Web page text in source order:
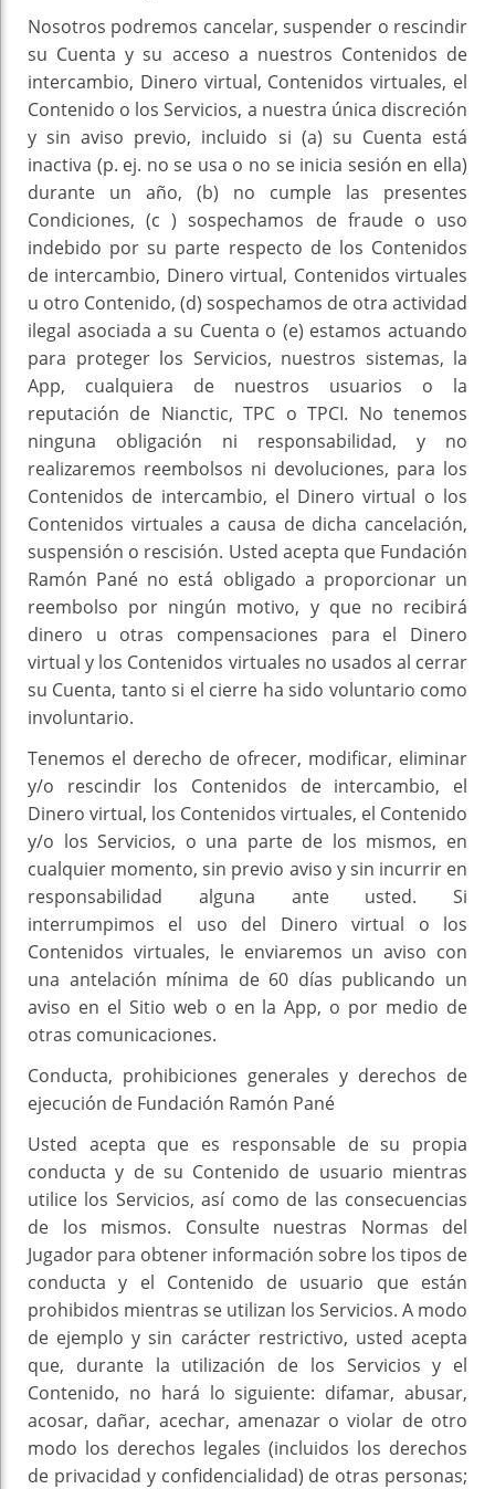
Nosotros podremos cancelar, suspender o rescindir
su Cuenta y su acceso a nuestros Contenidos de
intercambio, Dinero virtual, Contenidos virtuales, el
Contenido o los Servicios, a nuestra única discreción
y sin aviso previo, incluido si (a) su Cuenta está
inactiva (p. ej. no se usa o no se inicia sesión en ella)
durante un año, (b) no cumple las presentes
Condiciones, (c ) sospechamos de fraude o uso
indebido por su parte respecto de los Contenidos
de intercambio, Dinero virtual, Contenidos virtuales
u otro Contenido, (d) sospechamos de otra actividad
ilegal asociada a su Cuenta o (e) estamos actuando
para proteger los Servicios, nuestros sistemas, la
App, cualquiera de nuestros usuarios o la
reputación de Nianctic, TPC o TPCI. No tenemos
ninguna obligación ni responsabilidad, y no
realizaremos reembolsos ni devoluciones, para los
Contenidos de intercambio, el Dinero virtual o los
Contenidos virtuales a causa de dicha cancelación,
suspensión o rescisión. Usted acepta que Fundación
Ramón Pané no está obligado a proporcionar un
reembolso por ningún motivo, y que no recibirá
dinero u otras compensaciones para el Dinero
virtual y los Contenidos virtuales no usados al cerrar
su Cuenta, tanto si el cierre ha sido voluntario como
involuntario.
Tenemos el derecho de ofrecer, modificar, eliminar
y/o rescindir los Contenidos de intercambio, el
Dinero virtual, los Contenidos virtuales, el Contenido
y/o los Servicios, o una parte de los mismos, en
cualquier momento, sin previo aviso y sin incurrir en
responsabilidad alguna ante usted. Si
interrumpimos el uso del Dinero virtual o los
Contenidos virtuales, le enviaremos un aviso con
una antelación mínima de 60 días publicando un
aviso en el Sitio web o en la App, o por medio de
otras comunicaciones.
Conducta, prohibiciones generales y derechos de
ejecución de Fundación Ramón Pané
Usted acepta que es responsable de su propia
conducta y de su Contenido de usuario mientras
utilice los Servicios, así como de las consecuencias
de los mismos. Consulte nuestras Normas del
Jugador para obtener información sobre los tipos de
conducta y el Contenido de usuario que están
prohibidos mientras se utilizan los Servicios. A modo
de ejemplo y sin carácter restrictivo, usted acepta
que, durante la utilización de los Servicios y el
Contenido, no hará lo siguiente: difamar, abusar,
acosar, dañar, acechar, amenazar o violar de otro
modo los derechos legales (incluidos los derechos
de privacidad y confidencialidad) de otras personas;